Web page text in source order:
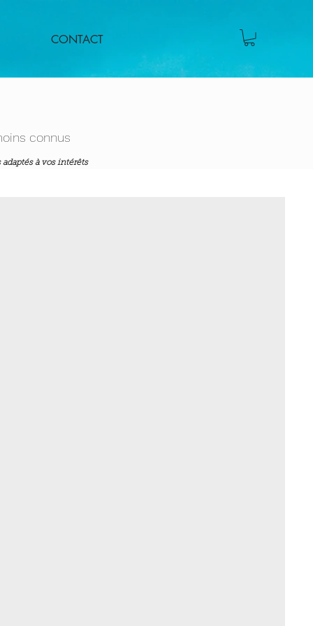
CONTACT
connus
à vos intérêts